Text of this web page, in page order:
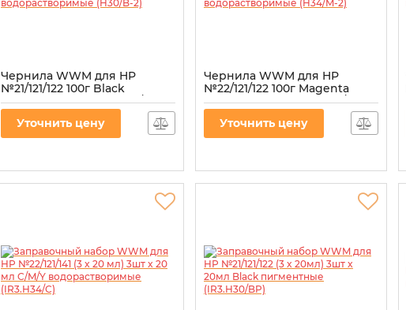
Чернила WWM для HP
№21/121/122 100г Black
водорастворимые (H30/B-2)
Уточнить цену
Чернила WWM для HP
№22/121/122 100г Magenta
водорастворимые (H34/M-2)
Уточнить цену